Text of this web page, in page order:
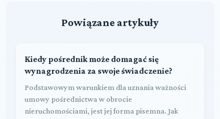
Powiązane artykuły
Kiedy pośrednik może domagać się
wynagrodzenia za swoje świadczenie?
Podstawowym warunkiem dla uznania ważności
umowy pośrednictwa w obrocie
nieruchomościami, jest jej forma pisemna. Jak